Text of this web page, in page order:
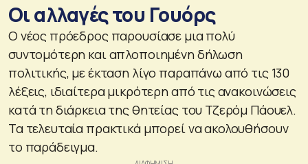
Οι αλλαγές του Γουόρς
Ο νέος πρόεδρος παρουσίασε μια πολύ
συντομότερη και απλοποιημένη δήλωση
πολιτικής, με έκταση λίγο παραπάνω από τις 130
λέξεις, ιδιαίτερα μικρότερη από τις ανακοινώσεις
κατά τη διάρκεια της θητείας του Τζερόμ Πάουελ.
Τα τελευταία πρακτικά μπορεί να ακολουθήσουν
το παράδειγμα.